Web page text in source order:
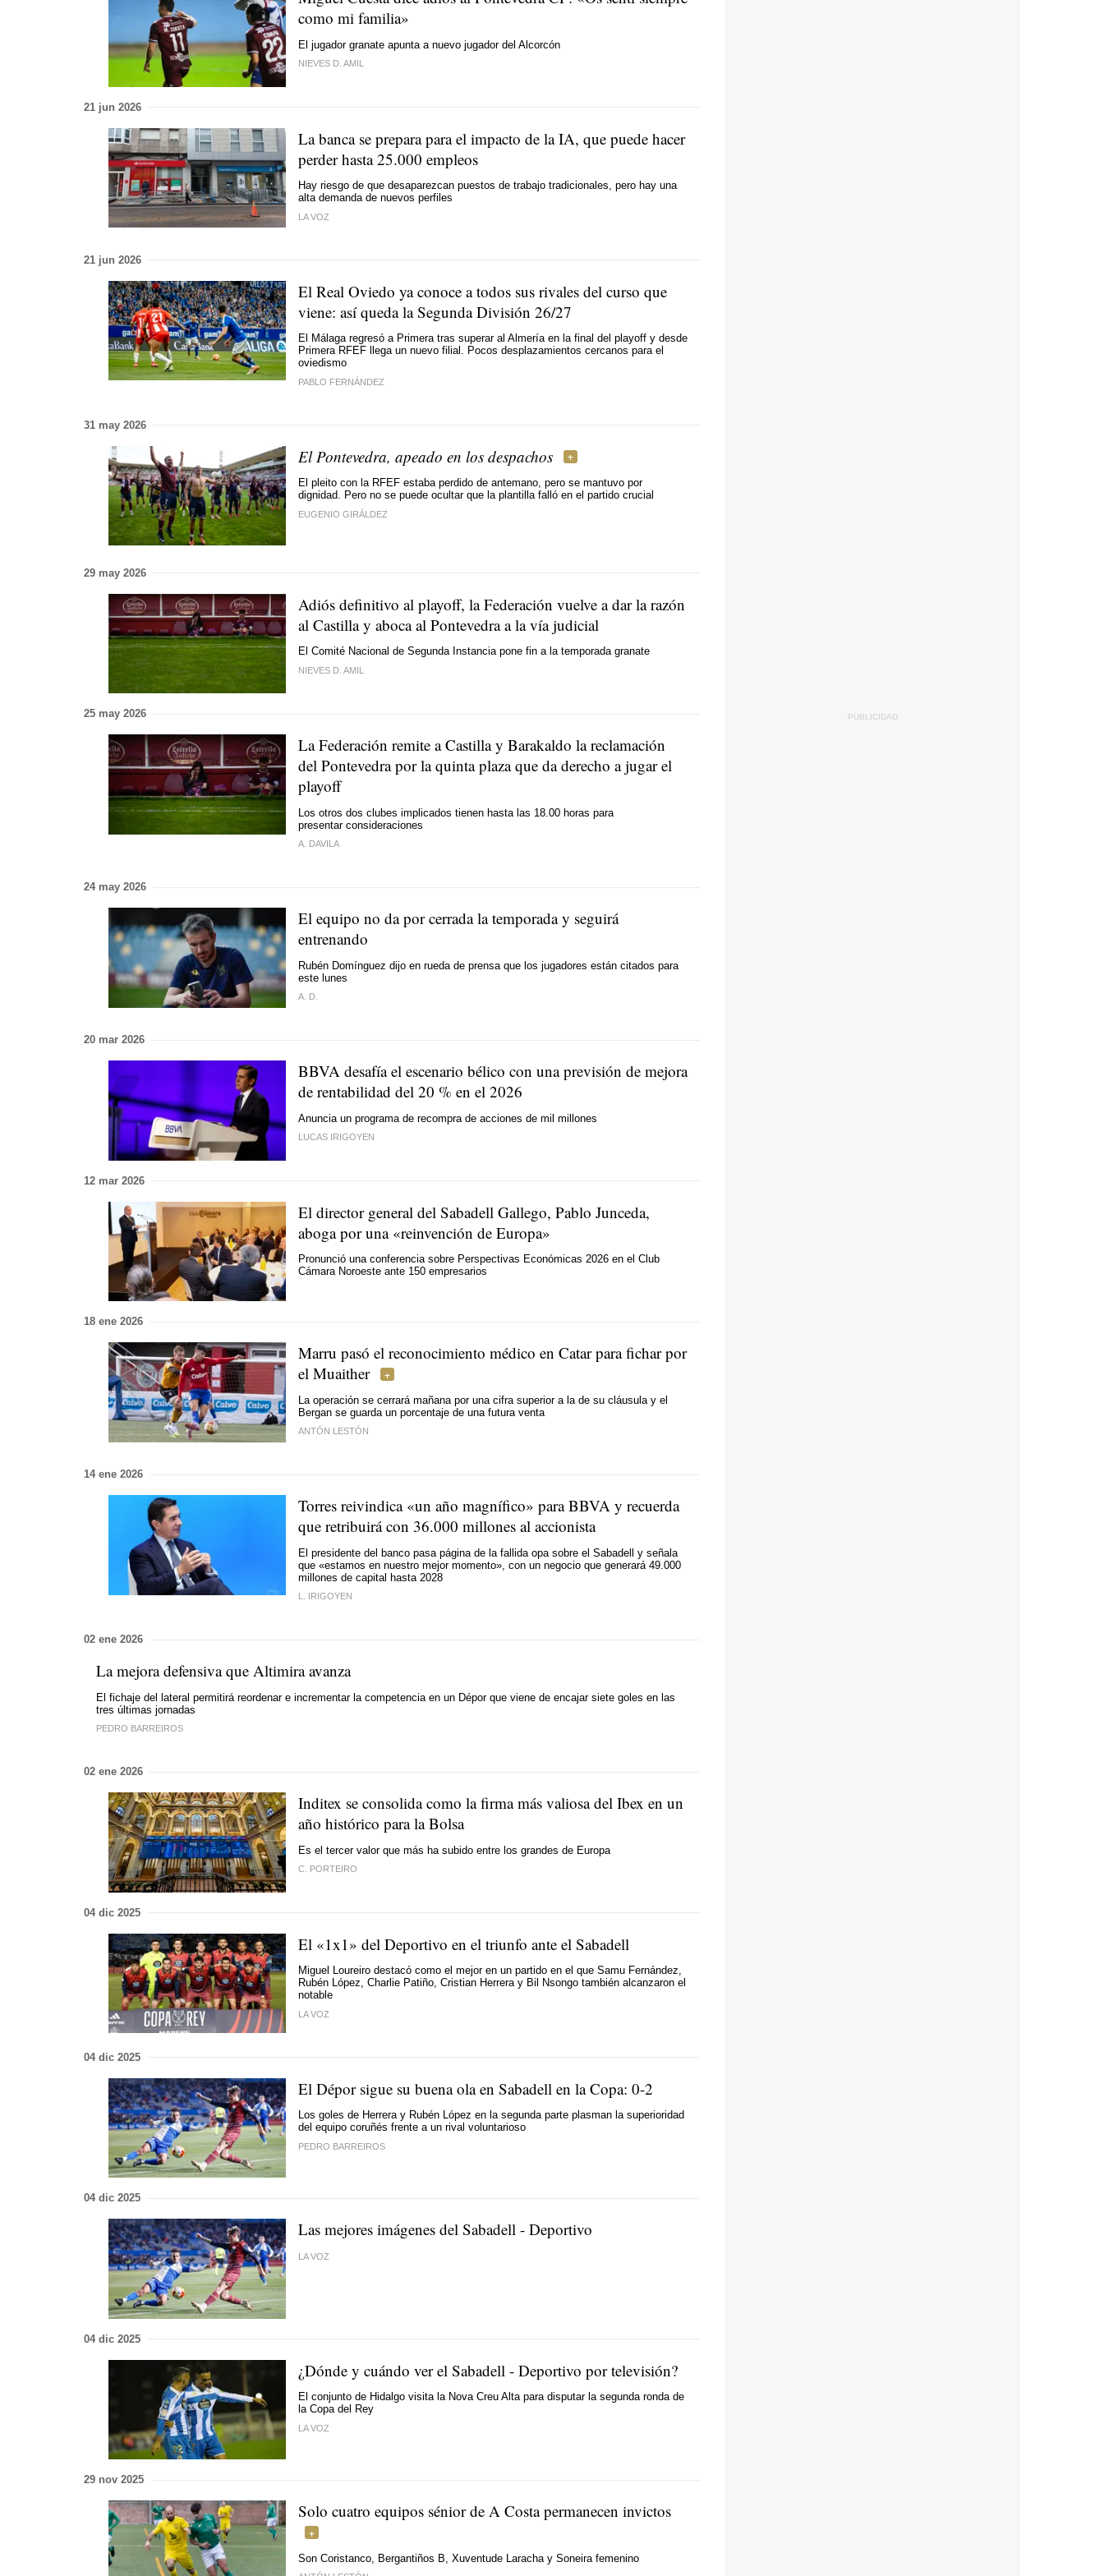
como mi familia»
El jugador granate apunta a nuevo jugador del Alcorcón
NIEVES D. AMIL
21 jun 2026
La banca se prepara para el impacto de la IA, que puede hacer
perder hasta 25.000 empleos
Hay riesgo de que desaparezcan puestos de trabajo tradicionales, pero hay una
alta demanda de nuevos perfiles
LA VOZ
21 jun 2026
El Real Oviedo ya conoce a todos sus rivales del curso que
viene: así queda la Segunda División 26/27
El Málaga regresó a Primera tras superar al Almería en la final del playoff y desde
Primera RFEF llega un nuevo filial. Pocos desplazamientos cercanos para el
oviedismo
PABLO FERNÁNDEZ
31 may 2026
El Pontevedra, apeado en los despachos
El pleito con la RFEF estaba perdido de antemano, pero se mantuvo por
dignidad. Pero no se puede ocultar que la plantilla falló en el partido crucial
EUGENIO GIRÁLDEZ
29 may 2026
Adiós definitivo al playoff, la Federación vuelve a dar la razón
al Castilla y aboca al Pontevedra a la vía judicial
El Comité Nacional de Segunda Instancia pone fin a la temporada granate
NIEVES D. AMIL
25 may 2026
La Federación remite a Castilla y Barakaldo la reclamación
del Pontevedra por la quinta plaza que da derecho a jugar el
playoff
Los otros dos clubes implicados tienen hasta las 18.00 horas para
presentar consideraciones
A. DAVILA
24 may 2026
El equipo no da por cerrada la temporada y seguirá
entrenando
Rubén Domínguez dijo en rueda de prensa que los jugadores están citados para
este lunes
A. D.
20 mar 2026
BBVA desafía el escenario bélico con una previsión de mejora
de rentabilidad del 20 % en el 2026
Anuncia un programa de recompra de acciones de mil millones
LUCAS IRIGOYEN
12 mar 2026
El director general del Sabadell Gallego, Pablo Junceda,
aboga por una «reinvención de Europa»
Pronunció una conferencia sobre Perspectivas Económicas 2026 en el Club
Cámara Noroeste ante 150 empresarios
18 ene 2026
Marru pasó el reconocimiento médico en Catar para fichar por
el Muaither
La operación se cerrará mañana por una cifra superior a la de su cláusula y el
Bergan se guarda un porcentaje de una futura venta
ANTÓN LESTÓN
14 ene 2026
Torres reivindica «un año magnífico» para BBVA y recuerda
que retribuirá con 36.000 millones al accionista
El presidente del banco pasa página de la fallida opa sobre el Sabadell y señala
que «estamos en nuestro mejor momento», con un negocio que generará 49.000
millones de capital hasta 2028
L. IRIGOYEN
02 ene 2026
La mejora defensiva que Altimira avanza
El fichaje del lateral permitirá reordenar e incrementar la competencia en un Dépor que viene de encajar siete goles en las
tres últimas jornadas
PEDRO BARREIROS
02 ene 2026
Inditex se consolida como la firma más valiosa del Ibex en un
año histórico para la Bolsa
Es el tercer valor que más ha subido entre los grandes de Europa
C. PORTEIRO
04 dic 2025
El «1x1» del Deportivo en el triunfo ante el Sabadell
Miguel Loureiro destacó como el mejor en un partido en el que Samu Fernández,
Rubén López, Charlie Patiño, Cristian Herrera y Bil Nsongo también alcanzaron el
notable
LA VOZ
04 dic 2025
El Dépor sigue su buena ola en Sabadell en la Copa: 0-2
Los goles de Herrera y Rubén López en la segunda parte plasman la superioridad
del equipo coruñés frente a un rival voluntarioso
PEDRO BARREIROS
04 dic 2025
Las mejores imágenes del Sabadell - Deportivo
LA VOZ
04 dic 2025
¿Dónde y cuándo ver el Sabadell - Deportivo por televisión?
El conjunto de Hidalgo visita la Nova Creu Alta para disputar la segunda ronda de
la Copa del Rey
LA VOZ
29 nov 2025
Solo cuatro equipos sénior de A Costa permanecen invictos
Son Coristanco, Bergantiños B, Xuventude Laracha y Soneira femenino